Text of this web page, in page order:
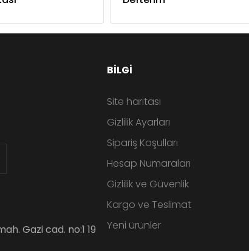
Gazi cad. no:1 19
BILGI
Site haritası
Gizlilik Ayarları
Sipariş Koşulları
Hesap Numaraları
Gizlilik ve Güvenlik
Kargo ve Teslimat
Yeni ürünler